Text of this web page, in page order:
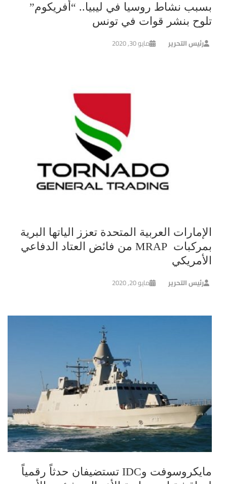
بسبب نشاط روسيا في ليبيا.. “أفريكوم”
تلوح بنشر قوات في تونس
رئيس التحرير مايو 30, 2020
الإمارات العربية المتحدة تعزز الياتها البرية
بمركبات MRAP من فائض العتاد الدفاعي
الأمريكي
رئيس التحرير مايو 20, 2020
مايكروسوفت وIDC تستضيفان حدثاً رقمياً